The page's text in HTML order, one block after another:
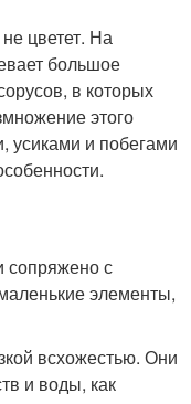
цветет. На
большое
в которых
этого
усиками и побегами
сопряжено с
элементы,
всхожестью. Они
и воды, как